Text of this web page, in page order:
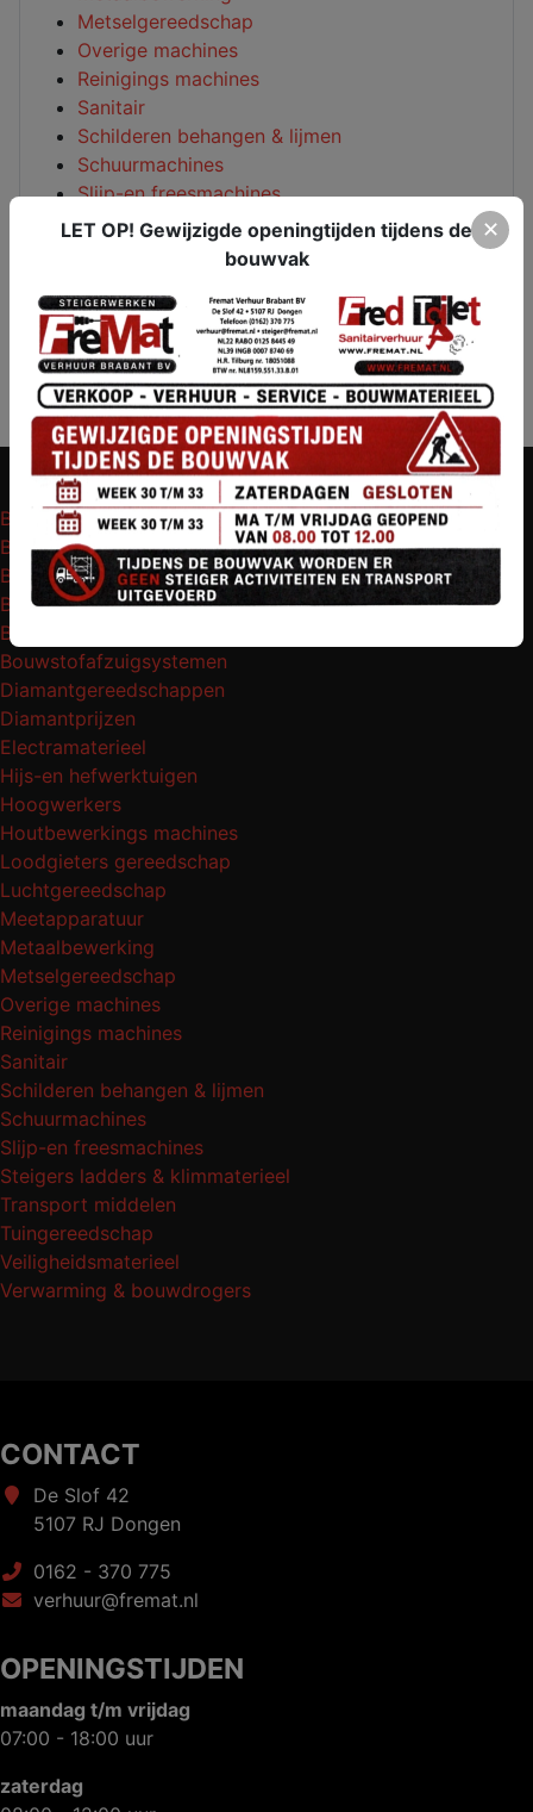
Metselgereedschap
Overige machines
Reinigings machines
Sanitair
Schilderen behangen & lijmen
Schuurmachines
Slijp-en freesmachines
Steigers ladders & klimmaterieel
Transport middelen
Veiligheidsmaterieel
Verwarming & bouwdrogers
Bekistingsmaterieel
Betonbewerkings machines
Boor-en breekhamers
Bouwliften & ladderliften
Bouwplaatsaccommodatie
Bouwstofafzuigsystemen
Diamantgereedschappen
Diamantprijzen
Electramaterieel
Hijs-en hefwerktuigen
Hoogwerkers
Houtbewerkings machines
Loodgieters gereedschap
Luchtgereedschap
Meetapparatuur
Metaalbewerking
Metselgereedschap
Overige machines
Reinigings machines
Sanitair
Schilderen behangen & lijmen
Schuurmachines
Slijp-en freesmachines
Steigers ladders & klimmaterieel
Transport middelen
Tuingereedschap
Veiligheidsmaterieel
Verwarming & bouwdrogers
CONTACT
De Slof 42
5107 RJ Dongen
0162 - 370 775
verhuur@fremat.nl
OPENINGSTIJDEN
maandag t/m vrijdag
07:00 - 18:00 uur
zaterdag
✕
LET OP! Gewijzigde openingtijden tijdens de
bouwvak